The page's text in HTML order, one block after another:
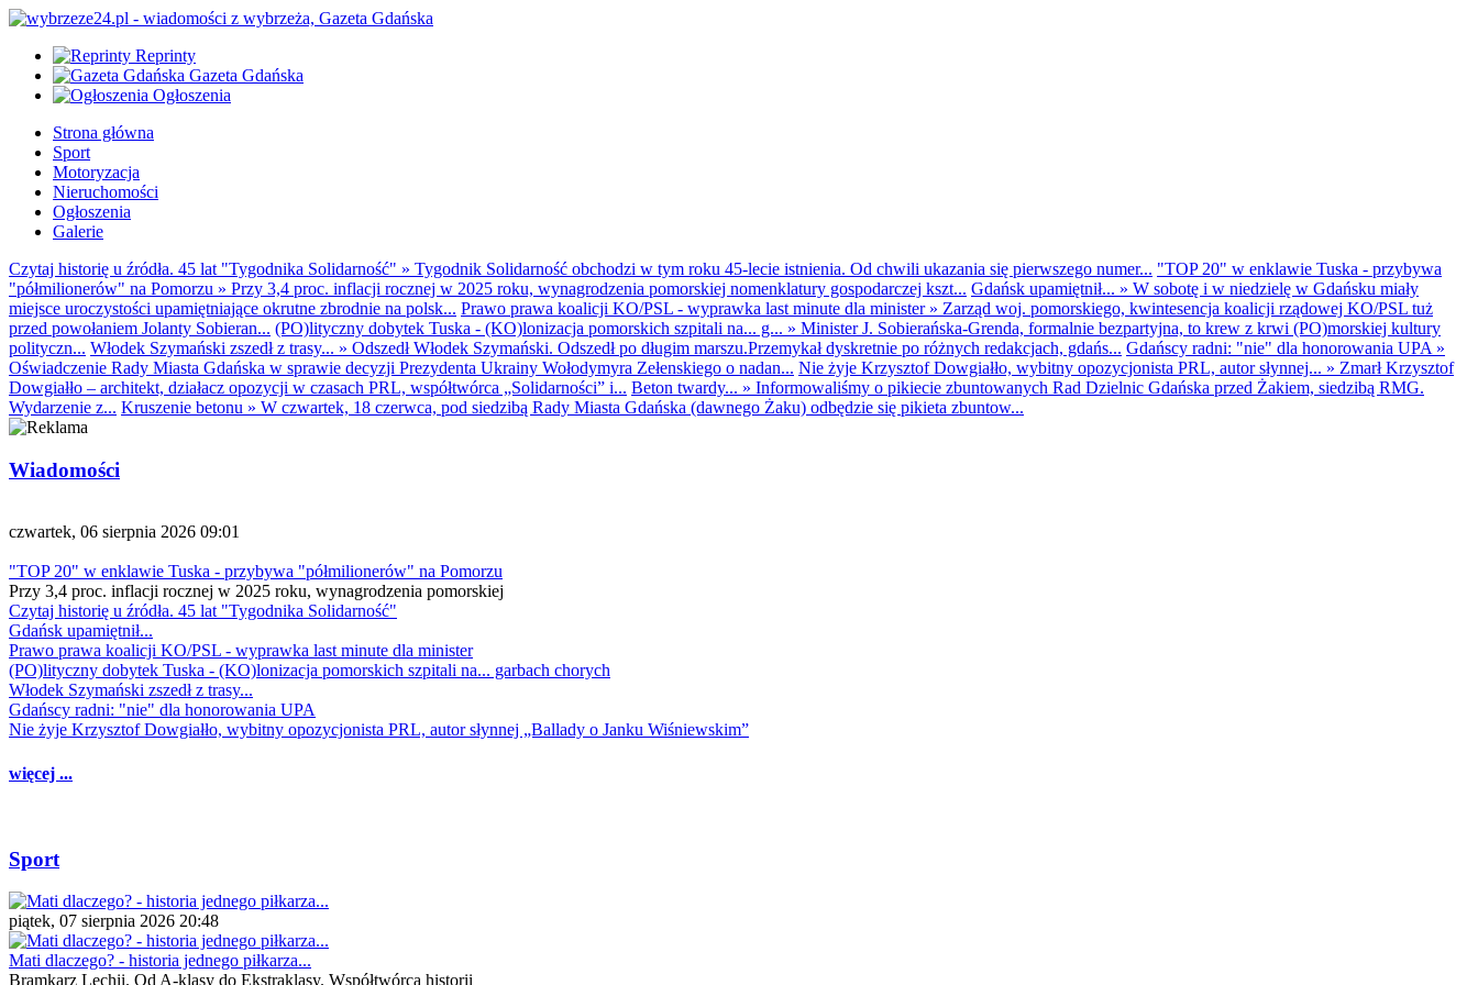
Reprinty
Gazeta Gdańska
Ogłoszenia
Strona główna
Sport
Motoryzacja
Nieruchomości
Ogłoszenia
Galerie
Czytaj historię u źródła. 45 lat "Tygodnika Solidarność" » Tygodnik Solidarność obchodzi w tym roku 45-lecie istnienia. Od chwili ukazania się pierwszego numer... "TOP 20" w enklawie Tuska - przybywa
"półmilionerów" na Pomorzu » Przy 3,4 proc. inflacji rocznej w 2025 roku, wynagrodzenia pomorskiej nomenklatury gospodarczej kszt... Gdańsk upamiętnił... » W sobotę i w niedzielę w Gdańsku miały
miejsce uroczystości upamiętniające okrutne zbrodnie na polsk... Prawo prawa koalicji KO/PSL - wyprawka last minute dla minister» Zarząd woj. pomorskiego, kwintesencja koalicji rządowej KO/PSL tuż
przed powołaniem Jolanty Sobieran... (PO)lityczny dobytek Tuska - (KO)lonizacja pomorskich szpitali na... g... » Minister J. Sobierańska-Grenda, formalnie bezpartyjna, to krew z krwi (PO)morskiej kultury
polityczn... Włodek Szymański zszedł z trasy... » Odszedł Włodek Szymański. Odszedł po długim marszu.Przemykał dyskretnie po różnych redakcjach, gdańs... Gdańscy radni: "nie" dla honorowania UPA »
Oświadczenie Rady Miasta Gdańska w sprawie decyzji Prezydenta Ukrainy Wołodymyra Zełenskiego o nadan... Nie żyje Krzysztof Dowgiałło, wybitny opozycjonista PRL, autor słynnej... » Zmarł Krzysztof
Dowgiałło – architekt, działacz opozycji w czasach PRL, współtwórca „Solidarności” i... Beton twardy... » Informowaliśmy o pikiecie zbuntowanych Rad Dzielnic Gdańska przed Żakiem, siedzibą RMG.
Wydarzenie z... Kruszenie betonu » W czwartek, 18 czerwca, pod siedzibą Rady Miasta Gdańska (dawnego Żaku) odbędzie się pikieta zbuntow...
Wiadomości
czwartek, 06 sierpnia 2026 09:01
"TOP 20" w enklawie Tuska - przybywa "półmilionerów" na Pomorzu
Przy 3,4 proc. inflacji rocznej w 2025 roku, wynagrodzenia pomorskiej
Czytaj historię u źródła. 45 lat "Tygodnika Solidarność"
Gdańsk upamiętnił...
Prawo prawa koalicji KO/PSL - wyprawka last minute dla minister
(PO)lityczny dobytek Tuska - (KO)lonizacja pomorskich szpitali na... garbach chorych
Włodek Szymański zszedł z trasy...
Gdańscy radni: "nie" dla honorowania UPA
Nie żyje Krzysztof Dowgiałło, wybitny opozycjonista PRL, autor słynnej „Ballady o Janku Wiśniewskim”
więcej ...
Sport
piątek, 07 sierpnia 2026 20:48
Mati dlaczego? - historia jednego piłkarza...
Bramkarz Lechii. Od A-klasy do Ekstraklasy. Współtwórca historii